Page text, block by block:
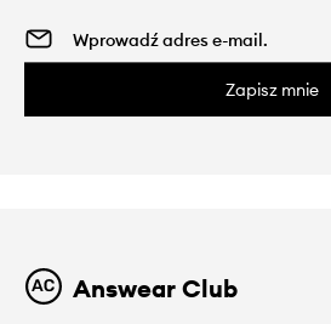
Zapisz mnie
Answear Club